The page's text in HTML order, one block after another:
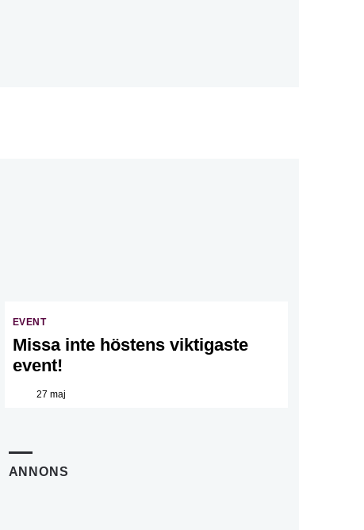
EVENT
Missa inte höstens viktigaste
event!
27 maj
ANNONS